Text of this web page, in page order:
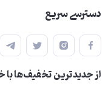
09210446578
مشهد مقدس ،خیابان
امام رضا (ع)
دسترسی سریع
حساب کاربری
مجله فروشگاه
لیست محصولات
از جدید‌ترین تخفیف‌ها با‌